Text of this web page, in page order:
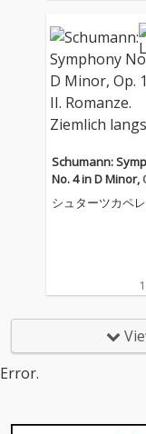
Schumann:
No. 4 in D Minor,
20: II. Romanze.
ch langsam
シュターツカペレ
Error.